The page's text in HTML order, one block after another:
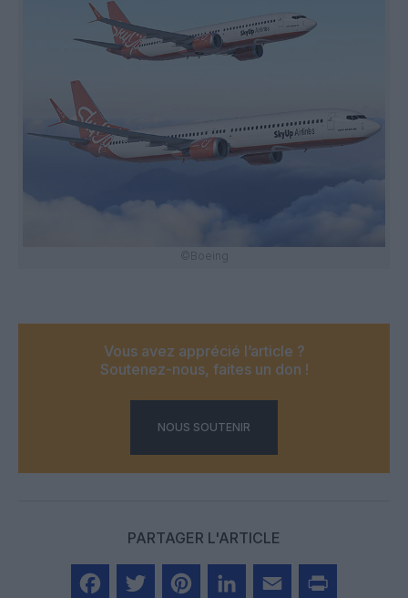
©Boeing
Vous avez apprécié l’article ?
Soutenez-nous, faites un don !
NOUS SOUTENIR
PARTAGER L'ARTICLE